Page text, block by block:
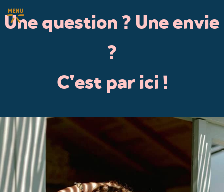
Une question ? Une envie
?
C'est par ici !